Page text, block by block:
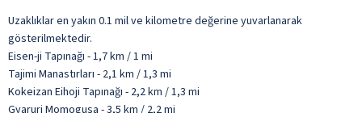
Uzaklıklar en yakın 0.1 mil ve kilometre değerine yuvarlanarak
gösterilmektedir.
Eisen-ji Tapınağı - 1,7 km / 1 mi
Tajimi Manastırları - 2,1 km / 1,3 mi
Kokeizan Eihoji Tapınağı - 2,2 km / 1,3 mi
Gyaruri Momogusa - 3,5 km / 2,2 mi